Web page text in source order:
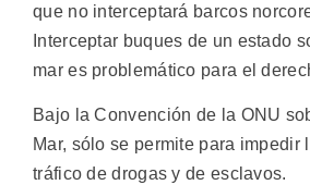
que no interceptará barcos
Interceptar buques de un estado
mar es problemático para el
Bajo la Convención de la ONU
Mar, sólo se permite para impedir
tráfico de drogas y de esclavos.